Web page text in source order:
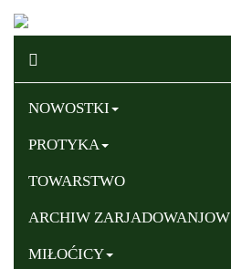
NOWOSTKI
PROTYKA
TOWARSTWO
ARCHIW ZARJADOWANJOW
MIŁOĆICY